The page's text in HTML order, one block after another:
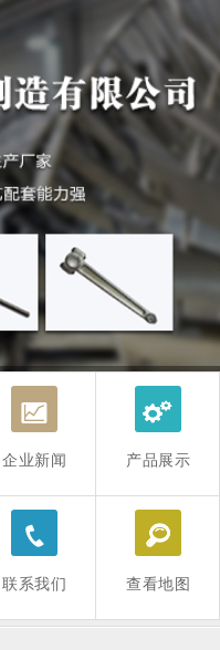
T
企业新闻
d
产品展示
h
联系我们
B
查看地图